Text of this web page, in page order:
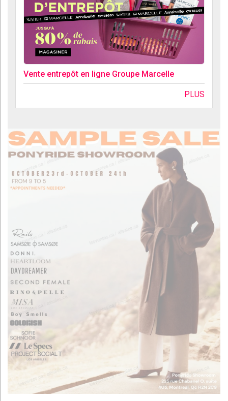
Vente entrepôt en ligne Groupe Marcelle
PLUS